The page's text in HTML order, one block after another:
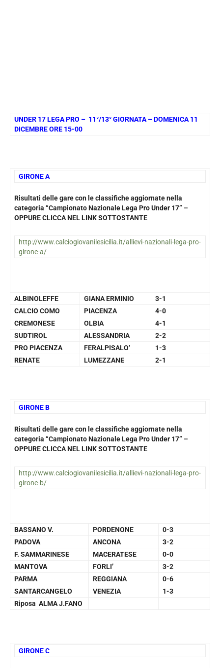
UNDER 17 LEGA PRO – 11°/13° GIORNATA – DOMENICA 11
DICEMBRE ORE 15-00
GIRONE A
Risultati delle gare con le classifiche aggiornate nella
categoria “Campionato Nazionale Lega Pro Under 17” –
OPPURE CLICCA NEL LINK SOTTOSTANTE
http://www.calciogiovanilesicilia.it/allievi-nazionali-lega-pro-
girone-a/
ALBINOLEFFE GIANA ERMINIO
3-1
CALCIO COMO
PIACENZA
4-0
CREMONESE
OLBIA
4-1
SUDTIROL
ALESSANDRIA
2-2
PRO PIACENZA
FERALPISALO’
1-3
RENATE
LUMEZZANE 2-1
GIRONE B
Risultati delle gare con le classifiche aggiornate nella
categoria “Campionato Nazionale Lega Pro Under 17” –
OPPURE CLICCA NEL LINK SOTTOSTANTE
http://www.calciogiovanilesicilia.it/allievi-nazionali-lega-pro-
girone-b/
BASSANO V. PORDENONE
0-3
PADOVA
ANCONA
3-2
F. SAMMARINESE
MACERATESE
0-0
MANTOVA
FORLI’
3-2
PARMA
REGGIANA
0-6
SANTARCANGELO
VENEZIA
1-3
Riposa ALMA J.FANO
GIRONE C